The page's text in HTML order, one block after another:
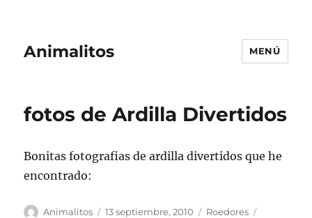
Animalitos MENÚ
fotos de Ardilla Divertidos
Bonitas fotografias de ardilla divertidos que he
encontrado:
Autor
Animalitos
Publicado
13 septiembre, 2010 Categorías
Roedores